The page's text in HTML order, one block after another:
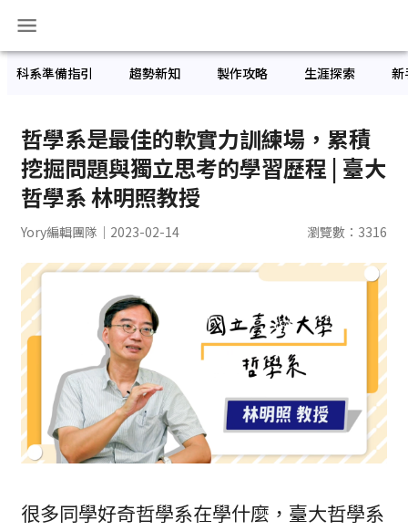
科系準備指引 趨勢新知 製作攻略 生涯探索 新
哲學系是最佳的軟實力訓練場，累積
挖掘問題與獨立思考的學習歷程 | 臺大
哲學系 林明照教授
Yory編輯團隊 ｜2023-02-14 瀏覽數： 3316
很多同學好奇哲學系在學什麼，臺大哲學系